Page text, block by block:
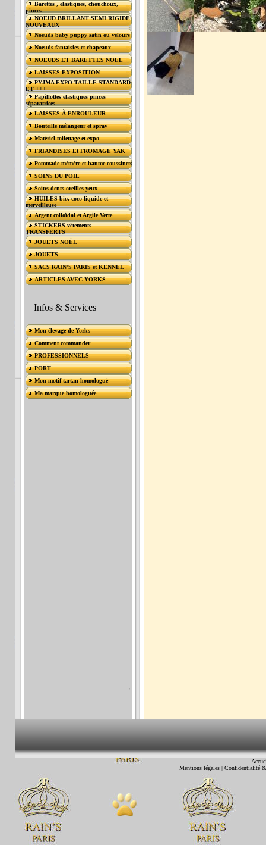
Barettes , elastiques, chouchoux,
pinces
NOEUD BRILLANT SEMI RIGIDE
NOUVEAUX
Noeuds baby puppy satin ou velours
Noeuds fantaisies et chapeaux
NOEUDS ET BARETTES NOEL
LAISSES EXPOSITION
PYJMA EXPO TAILLE STANDARD
ET +++
Papillottes elastiques pinces
séparatrices
LAISSES À ENROULEUR
Bouteille mélangeur et spray
Matériel toilettage et expo
FRIANDISES Et FROMAGE YAK
Pommade mémère et baume coussinets
SOINS DU POIL
Soins dents oreilles yeux
HUILES bio, coco liquide et
merveilleuse
Argent colloïdal et Argile Verte
STICKERS vêtements
TRANSFERTS
JOUETS NOËL
JOUETS
SACS RAIN’S PARIS et KENNEL
ARTICLES AVEC YORKS
Infos & Services
Mon élevage de Yorks
Comment commander
PROFESSIONNELS
PORT
Mon motif tartan homologué
Ma marque homologuée
Mentions légales | Confidentialité